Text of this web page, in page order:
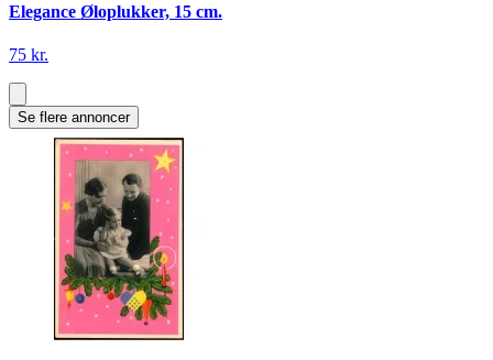
Elegance Øloplukker, 15 cm.
75 kr.
Se flere annoncer